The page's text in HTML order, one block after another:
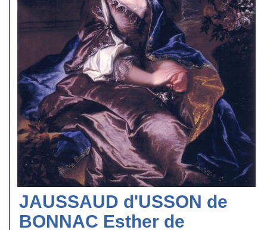
JAUSSAUD d'USSON de
BONNAC Esther de